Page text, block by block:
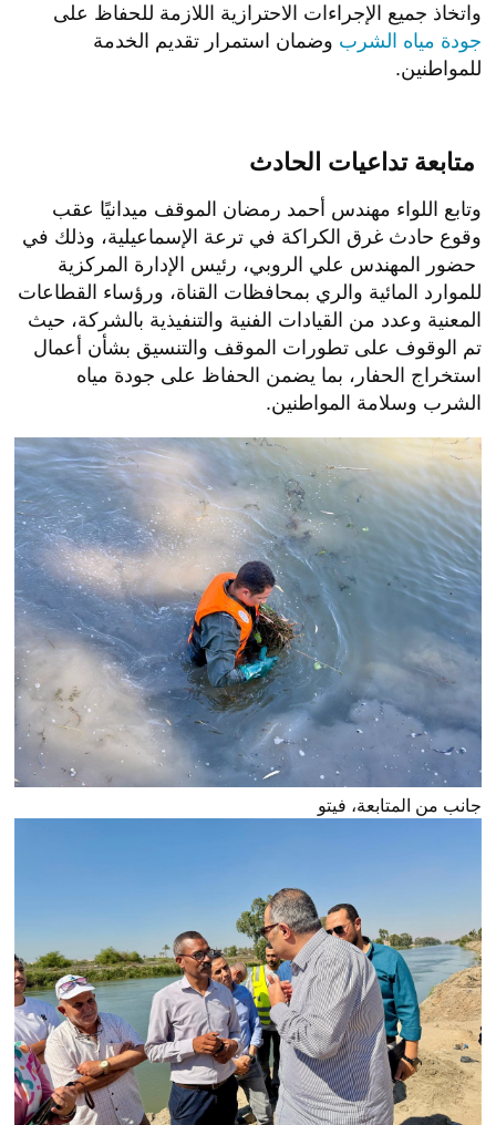
واتخاذ جميع الإجراءات الاحترازية اللازمة للحفاظ على
جودة مياه الشرب وضمان استمرار تقديم الخدمة
للمواطنين.
وتابع اللواء مهندس أحمد رمضان الموقف ميدانيًا عقب
وقوع حادث غرق الكراكة في ترعة الإسماعيلية، وذلك في
حضور المهندس علي الروبي، رئيس الإدارة المركزية
للموارد المائية والري بمحافظات القناة، ورؤساء القطاعات
المعنية وعدد من القيادات الفنية والتنفيذية بالشركة، حيث
تم الوقوف على تطورات الموقف والتنسيق بشأن أعمال
استخراج الحفار، بما يضمن الحفاظ على جودة مياه
الشرب وسلامة المواطنين.
جانب من المتابعة، فيتو